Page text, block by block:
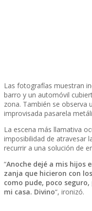
Las fotografías muestran
barro y un automóvil
zona. También se observa
improvisada pasarela
La escena más llamativa
imposibilidad de atravesar
recurrir a una solución de
“Anoche dejé a mis hijos
zanja que hicieron con
como pude, poco
mi casa. Divino“, ironizó.